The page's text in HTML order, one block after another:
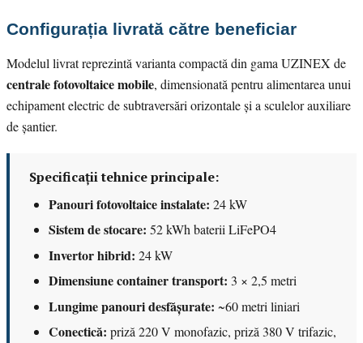
Configurația livrată către beneficiar
Modelul livrat reprezintă varianta compactă din gama UZINEX de
centrale fotovoltaice mobile, dimensionată pentru alimentarea unui
echipament electric de subtraversări orizontale și a sculelor auxiliare
de șantier.
Specificații tehnice principale:
Panouri fotovoltaice instalate: 24 kW
Sistem de stocare: 52 kWh baterii LiFePO4
Invertor hibrid: 24 kW
Dimensiune container transport: 3 × 2,5 metri
Lungime panouri desfășurate: ~60 metri liniari
Conectică: priză 220 V monofazic, priză 380 V trifazic,